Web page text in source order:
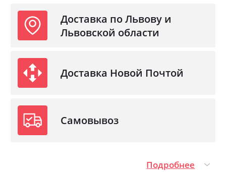
Доставка по Львову и
Львовской области
Доставка Новой Почтой
Самовывоз
Подробнее